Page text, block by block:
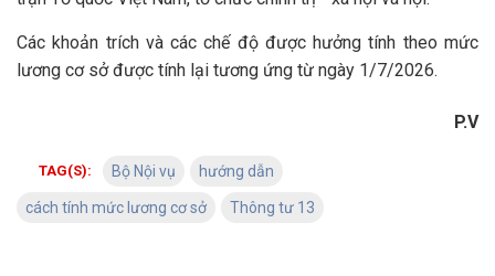
Các khoản trích và các chế độ được hưởng tính theo mức
lương cơ sở được tính lại tương ứng từ ngày 1/7/2026.
P.V
TAG(S): Bộ Nội vụ hướng dẫn
cách tính mức lương cơ sở Thông tư 13